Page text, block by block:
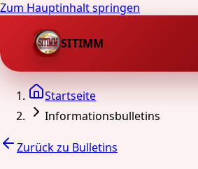
Zum Hauptinhalt springen
SITIMM
Startseite
Informationsbulletins
Zurück zu Bulletins